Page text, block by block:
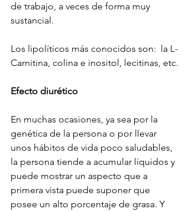
de trabajo, a veces de forma muy
sustancial.
Los lipolíticos más conocidos son:  la L-
Carnitina, colina e inositol, lecitinas, etc.
Efecto diurético
En muchas ocasiones, ya sea por la
genética de la persona o por llevar
unos hábitos de vida poco saludables,
la persona tiende a acumular líquidos y
puede mostrar un aspecto que a
primera vista puede suponer que
posee un alto porcentaje de grasa. Y